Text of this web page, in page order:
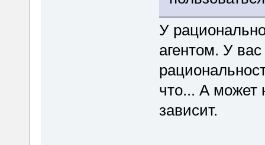
У
агентом. У
что... А может
зависит.